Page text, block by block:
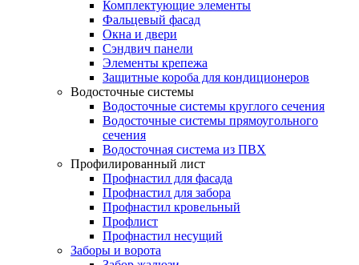
Комплектующие элементы
Фальцевый фасад
Окна и двери
Сэндвич панели
Элементы крепежа
Защитные короба для кондиционеров
Водосточные системы
Водосточные системы круглого сечения
Водосточные системы прямоугольного
сечения
Водосточная система из ПВХ
Профилированный лист
Профнастил для фасада
Профнастил для забора
Профнастил кровельный
Профлист
Профнастил несущий
Заборы и ворота